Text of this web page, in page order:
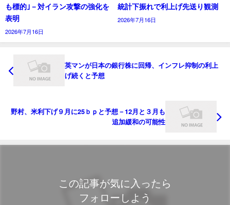
も標的｣－対イラン攻撃の強化を
表明
2026年7月16日
統計下振れで利上げ先送り観測
2026年7月16日
英マンが日本の銀行株に回帰、インフレ抑制の利上
げ続くと予想
野村、米利下げ９月に25ｂｐと予想－12月と３月も
追加緩和の可能性
この記事が気に入ったら
フォローしよう